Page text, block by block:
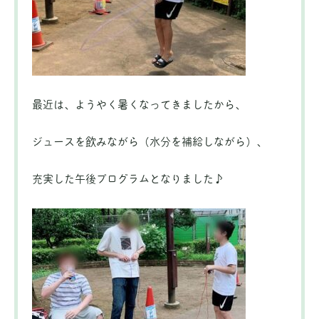
最近は、ようやく暑くなってきましたから、
ジュースを飲みながら（水分を補給しながら）、
充実した午後プログラムとなりました♪